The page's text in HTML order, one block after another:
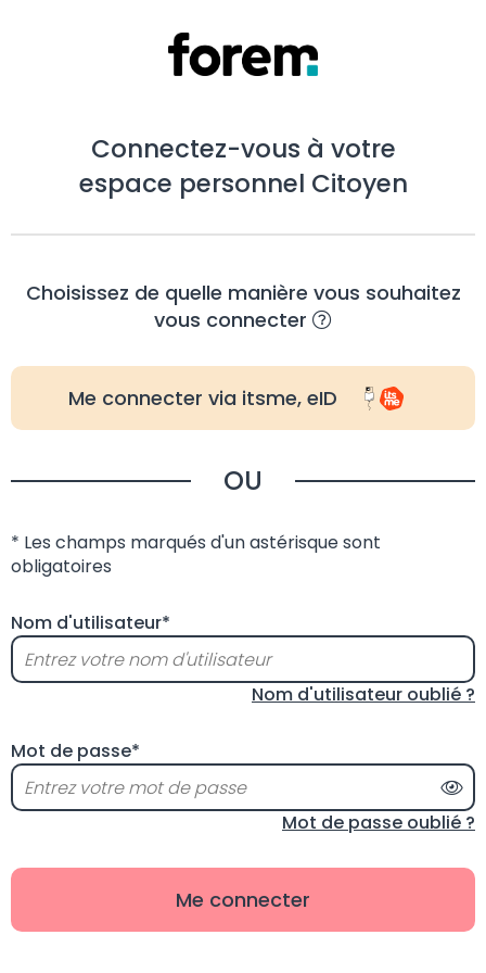
Connectez-vous à votre
espace personnel Citoyen
Choisissez de quelle manière vous souhaitez
vous connecter
Me connecter via itsme, eID
OU
* Les champs marqués d'un astérisque sont
obligatoires
Nom d'utilisateur*
Nom d'utilisateur oublié ?
Mot de passe*
Mot de passe oublié ?
Me connecter